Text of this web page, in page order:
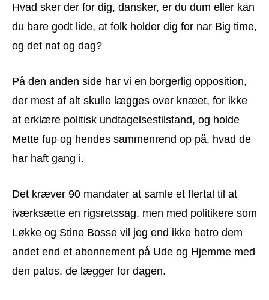
Hvad sker der for dig, dansker, er du dum eller kan
du bare godt lide, at folk holder dig for nar Big time,
og det nat og dag?
På den anden side har vi en borgerlig opposition,
der mest af alt skulle lægges over knæet, for ikke
at erklære politisk undtagelsestilstand, og holde
Mette fup og hendes sammenrend op på, hvad de
har haft gang i.
Det kræver 90 mandater at samle et flertal til at
iværksætte en rigsretssag, men med politikere som
Løkke og Stine Bosse vil jeg end ikke betro dem
andet end et abonnement på Ude og Hjemme med
den patos, de lægger for dagen.